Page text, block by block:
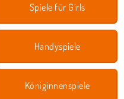
Spiele für Girls
Handyspiele
Königinnenspiele